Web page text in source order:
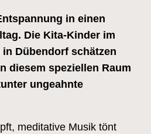
in einen
Die Kita-Kinder im
Dübendorf schätzen
diesem speziellen Raum
ungeahnte
meditative Musik tönt